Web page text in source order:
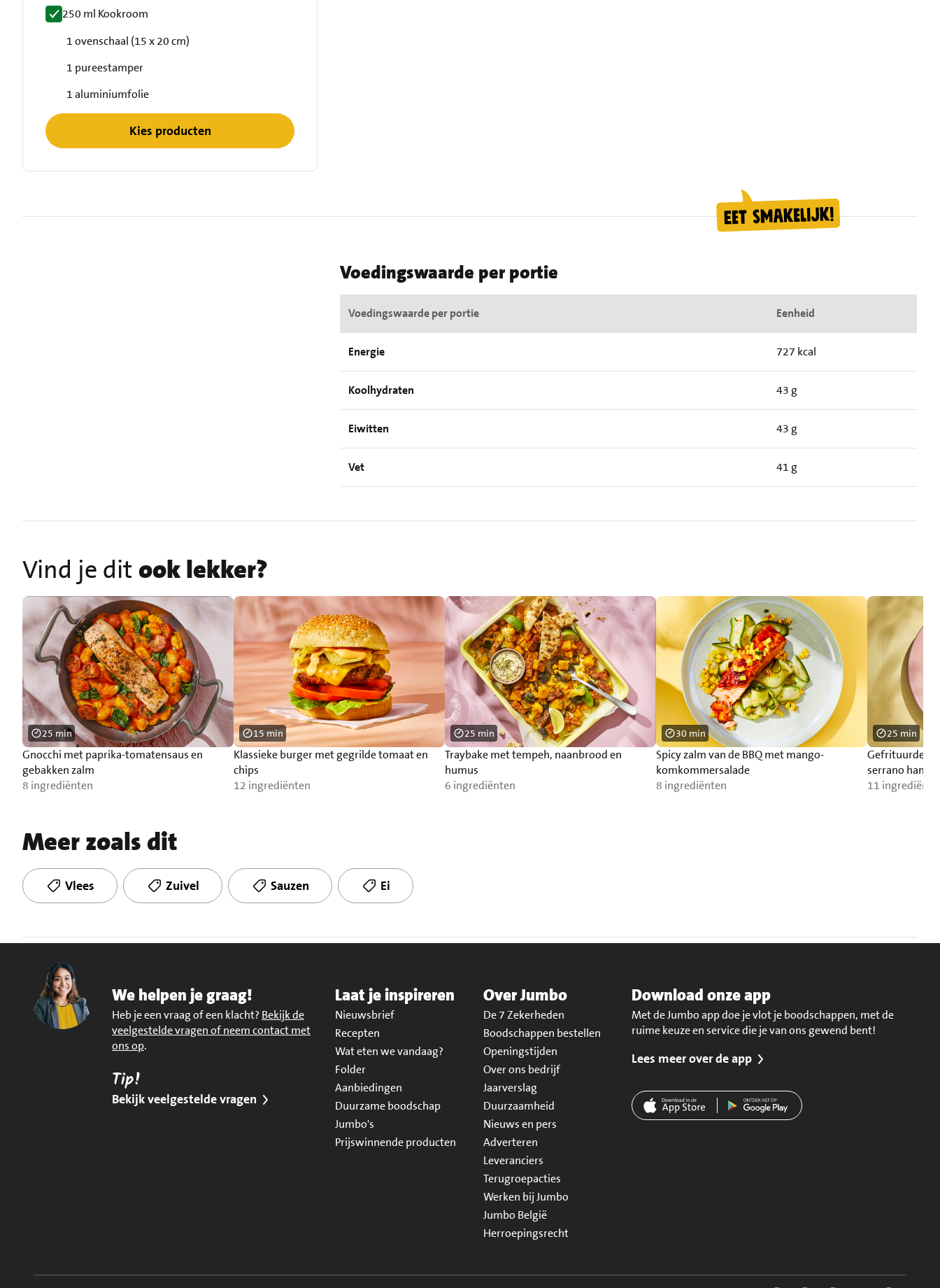
250 ml Kookroom
1 ovenschaal (15 x 20 cm)
1 pureestamper
1 aluminiumfolie
Kies producten
Voedingswaarde per portie
Voedingswaarde per portie Eenheid
Energie 727 kcal
Koolhydraten 43 g
Eiwitten 43 g
Vet 41 g
Vind je ditook lekker?
Gnocchi met paprika-tomatensaus en
gebakken zalm
8 ingrediënten
25 min
Klassieke burger met gegrilde tomaat en
chips
12 ingrediënten
15 min
Traybake met tempeh, naanbrood en
humus
6 ingrediënten
25 min
Spicy zalm van de BBQ met mango-
komkommersalade
8 ingrediënten
30 min
Gefrituurde
serrano ham
11
25 min
Meer zoals dit
Vlees Zuivel Sauzen Ei
We helpen je graag!
Heb je een vraag of een klacht? Bekijk de
veelgestelde vragen of neem contact met
ons op.
Tip!
Bekijk veelgestelde vragen
Laat je inspireren
Nieuwsbrief
Recepten
Wat eten we vandaag?
Folder
Aanbiedingen
Duurzame boodschap
Jumbo's
Prijswinnende producten
Over Jumbo
De 7 Zekerheden
Boodschappen bestellen
Openingstijden
Over ons bedrijf
Jaarverslag
Duurzaamheid
Nieuws en pers
Adverteren
Leveranciers
Terugroepacties
Werken bij Jumbo
Jumbo België
Herroepingsrecht
Download onze app
Met de Jumbo app doe je vlot je boodschappen, met de
ruime keuze en service die je van ons gewend bent!
Lees meer over de app